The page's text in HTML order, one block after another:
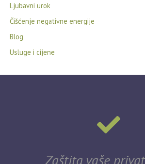
Ljubavni urok
Čišćenje negativne energije
Blog
Usluge i cijene
Zaštita vaše